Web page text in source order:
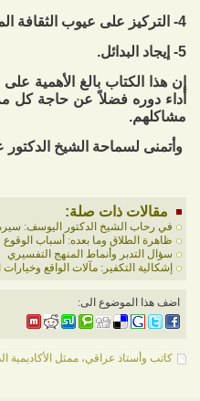
4- التركيز على عيوب الثقافة المادية.
5- إيجاد البدائل.
إن هذا الكتاب بالغ الأهمية
أداء دوره فضلاً عن حاجة كل
مشاكلهم.
وأتمنى لسماحة الشيخ الدكتور
مقالات ذات صلة:
في رحاب الشيخ الدكتور اليوسف:
ظاهرة الطلاق وما بعده: أسباب
سؤال التدبر وأنماط المنهج التفسيري
إشكالية التكفير: مآلات الواقع وخيارات
اضف هذا الموضوع الى:
كاتب وأستاذ عراقي، ممثل الأكاديمية